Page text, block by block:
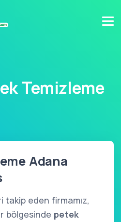
Temizleme
Adana
eden firmamız,
bölgesinde petek